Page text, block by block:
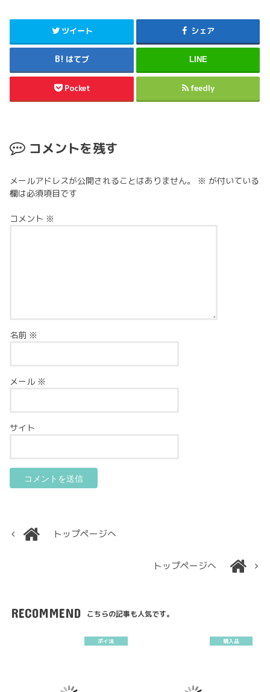
ツイート シェア
はてブ LINE
Pocket feedly
コメントを残す
メールアドレスが公開されることはありません。 ※ が付いている
欄は必須項目です
コメント ※
名前 ※
メール ※
サイト
トップページへ
トップページへ
RECOMMEND こちらの記事も人気です。
ポイ活 購入品